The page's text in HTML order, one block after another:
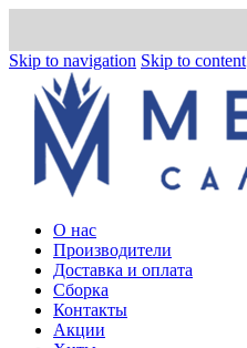
Skip to navigation Skip to content
О нас
Производители
Доставка и оплата
Cборка
Контакты
Акции